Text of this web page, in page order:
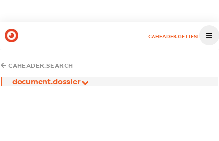
CAHEADER.GETTEST
CAHEADER.SEARCH
document.dossier